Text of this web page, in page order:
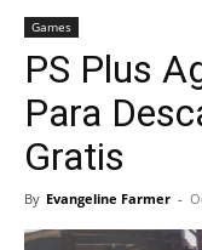
Games
PS Plus
Para
Gratis
By Evangeline Farmer -